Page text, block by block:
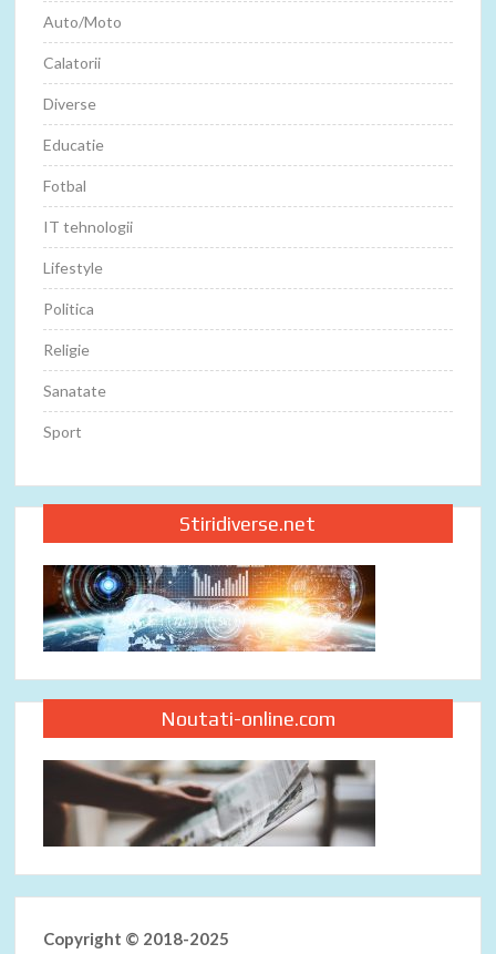
Auto/Moto
Calatorii
Diverse
Educatie
Fotbal
IT tehnologii
Lifestyle
Politica
Religie
Sanatate
Sport
Stiridiverse.net
Noutati-online.com
Copyright © 2018-2025